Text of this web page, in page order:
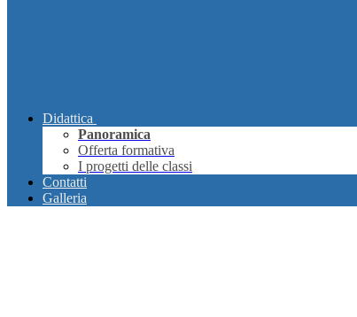
Didattica
Panoramica
Offerta formativa
I progetti delle classi
Contatti
Galleria